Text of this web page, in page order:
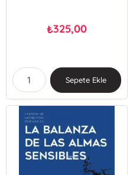
₺325,00
Sepete Ekle